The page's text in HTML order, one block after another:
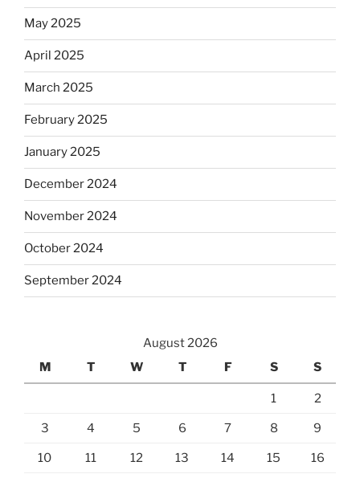
May 2025
April 2025
March 2025
February 2025
January 2025
December 2024
November 2024
October 2024
September 2024
August 2026
M
T W T F S S
1 2
3 4 5 6 7 8 9
10 11 12 13 14 15 16